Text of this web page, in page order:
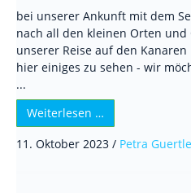
bei unserer Ankunft mit dem
nach all den kleinen Orten
unserer Reise auf den
hier einiges zu sehen - wir
...
Weiterlesen …
11. Oktober 2023 / Petra